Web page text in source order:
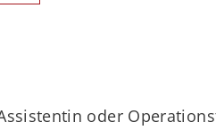
oder